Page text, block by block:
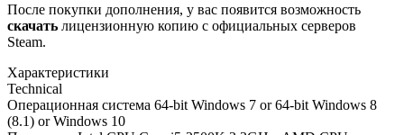
После покупки дополнения, у вас появится возможность
скачать лицензионную копию с официальных серверов
Steam.
Характеристики
Technical
Операционная система 64-bit Windows 7 or 64-bit Windows 8
(8.1) or Windows 10